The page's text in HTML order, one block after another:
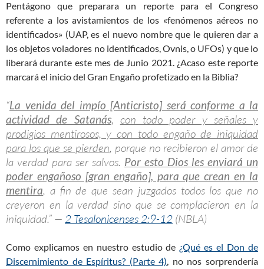
Pentágono que preparara un reporte para el Congreso
referente a los avistamientos de los «fenómenos aéreos no
identificados» (UAP, es el nuevo nombre que le quieren dar a
los objetos voladores no identificados, Ovnis, o UFOs) y que lo
liberará durante este mes de Junio 2021. ¿Acaso este reporte
marcará el inicio del Gran Engaño profetizado en la Biblia?
“La venida del impío [Anticristo] será conforme a la
actividad de Satanás, con todo poder y señales y
prodigios mentirosos, y con todo engaño de iniquidad
para los que se pierden, porque no recibieron el amor de
la verdad para ser salvos. Por esto Dios les enviará un
poder engañoso [gran engaño], para que crean en la
mentira, a fin de que sean juzgados todos los que no
creyeron en la verdad sino que se complacieron en la
iniquidad.” — 2 Tesalonicenses 2:9-12 (NBLA)
Como explicamos en nuestro estudio de ¿Qué es el Don de
Discernimiento de Espíritus? (Parte 4), no nos sorprendería